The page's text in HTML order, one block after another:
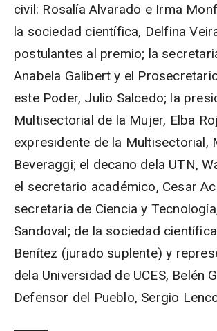
civil: Rosalía Alvarado e Irma
la sociedad científica, Delfina
postulantes al premio; la
Anabela Galibert y el
este Poder, Julio Salcedo; la
Multisectorial de la Mujer, Elba
expresidente de la Multisectorial,
Beveraggi; el decano dela UTN,
el secretario académico, Cesar
secretaria de Ciencia y
Sandoval; de la sociedad
Benítez (jurado suplente) y
dela Universidad de UCES, Belén
Defensor del Pueblo, Sergio